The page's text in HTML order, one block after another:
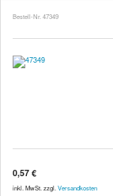
Bestell-Nr. 47349
0,57 €
inkl. MwSt. zzgl. Versandkosten